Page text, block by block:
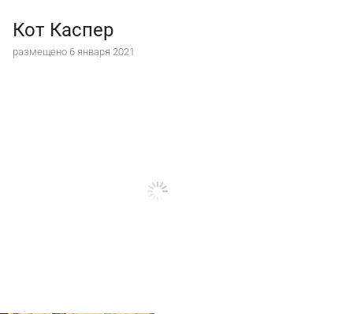
Кот Каспер
размещено 6 января 2021